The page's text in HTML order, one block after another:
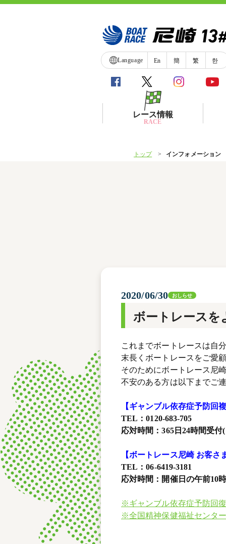
Language En 簡 繁 한
レース情報
RACE
トップ インフォメーション
2020/06/30 おしらせ
ボートレースを
これまでボートレースは自
末長くボートレースをご愛
そのためにボートレース尼
不安のある方は以下までご
【ギャンブル依存症予防回
TEL：0120-683-705
応対時間：365日24時間受
【ボートレース尼崎 お客さ
TEL：06-6419-3181
応対時間：開催日の午前10
※ギャンブル依存症予防回
※全国精神保健福祉センタ